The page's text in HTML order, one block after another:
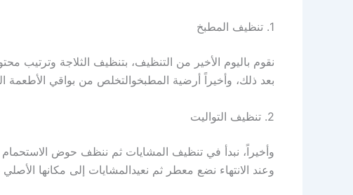
1. تنظيف المطبخ
نقوم باليوم الأخير من التنظيف، بتنظيف الثلاجة وترتيب
بعد ذلك، وأخيرا أرضية المطبخوالتخلص من بواقي الأطعمة
2. تنظيف التواليت
وأخيراً، نبدأ في تنظيف المشايات ثم ننظف حوض الاستحمام
وعند الانتهاء نضع معطر ثم نعيدالمشايات إلى مكانها الأصلي